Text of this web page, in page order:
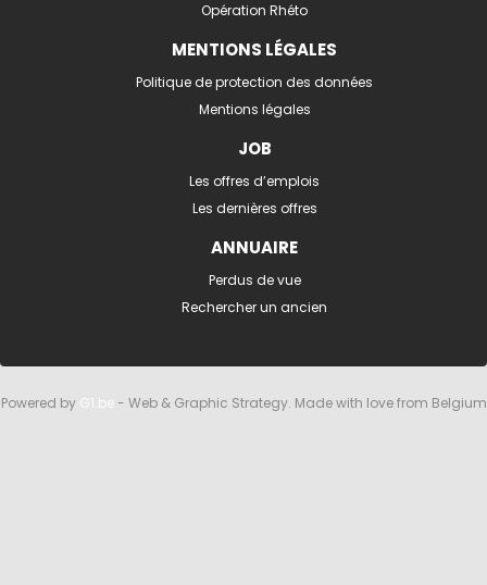
Opération Rhéto
MENTIONS LÉGALES
Politique de protection des données
Mentions légales
JOB
Les offres d’emplois
Les dernières offres
ANNUAIRE
Perdus de vue
Rechercher un ancien
Powered by G1.be- Web & Graphic Strategy. Made with love from Belgium